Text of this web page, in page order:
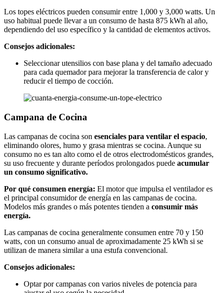
Los topes eléctricos pueden consumir entre 1,000 y 3,000 watts. Un
uso habitual puede llevar a un consumo de hasta 875 kWh al año,
dependiendo del uso específico y la cantidad de elementos activos​.
Consejos adicionales:
Seleccionar utensilios con base plana y del tamaño adecuado
para cada quemador para mejorar la transferencia de calor y
reducir el tiempo de cocción.
Campana de Cocina
Las campanas de cocina son esenciales para ventilar el espacio,
eliminando olores, humo y grasa mientras se cocina. Aunque su
consumo no es tan alto como el de otros electrodomésticos grandes,
su uso frecuente y durante períodos prolongados puede acumular
un consumo significativo.
Por qué consumen energía: El motor que impulsa el ventilador es
el principal consumidor de energía en las campanas de cocina.
Modelos más grandes o más potentes tienden a consumir más
energía.
Las campanas de cocina generalmente consumen entre 70 y 150
watts, con un consumo anual de aproximadamente 25 kWh si se
utilizan de manera similar a una estufa convencional.
Consejos adicionales:
Optar por campanas con varios niveles de potencia para